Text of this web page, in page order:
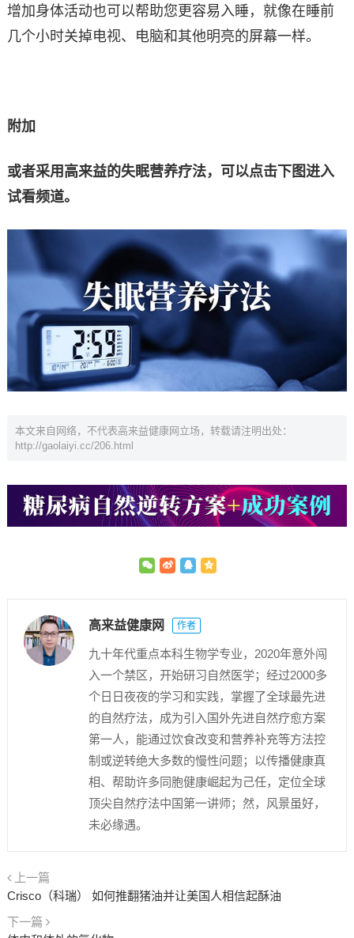
增加身体活动也可以帮助您更容易入睡，就像在睡前
几个小时关掉电视、电脑和其他明亮的屏幕一样。
附加
或者采用高来益的失眠营养疗法，可以点击下图进入
试看频道。
本文来自网络，不代表高来益健康网立场，转载请注明出处：
http://gaolaiyi.cc/206.html
高来益健康网 作者
九十年代重点本科生物学专业，2020年意外闯
入一个禁区，开始研习自然医学；经过2000多
个日日夜夜的学习和实践，掌握了全球最先进
的自然疗法，成为引入国外先进自然疗愈方案
第一人，能通过饮食改变和营养补充等方法控
制或逆转绝大多数的慢性问题；以传播健康真
相、帮助许多同胞健康崛起为己任，定位全球
顶尖自然疗法中国第一讲师；然，风景虽好，
未必缘遇。
上一篇
Crisco（科瑞） 如何推翻猪油并让美国人相信起酥油
下一篇